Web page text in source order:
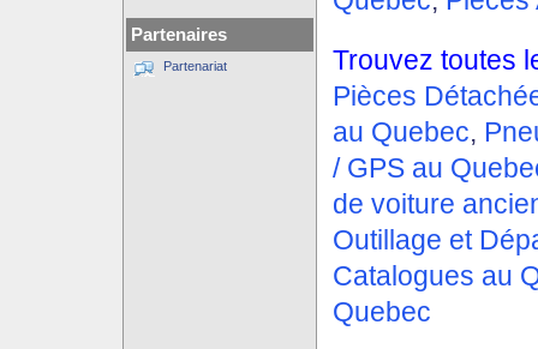
Partenaires
Partenariat
Trouvez toutes
Pièces
au Quebec,
/ GPS au
de voiture
Outillage et
Catalogues au
Quebec